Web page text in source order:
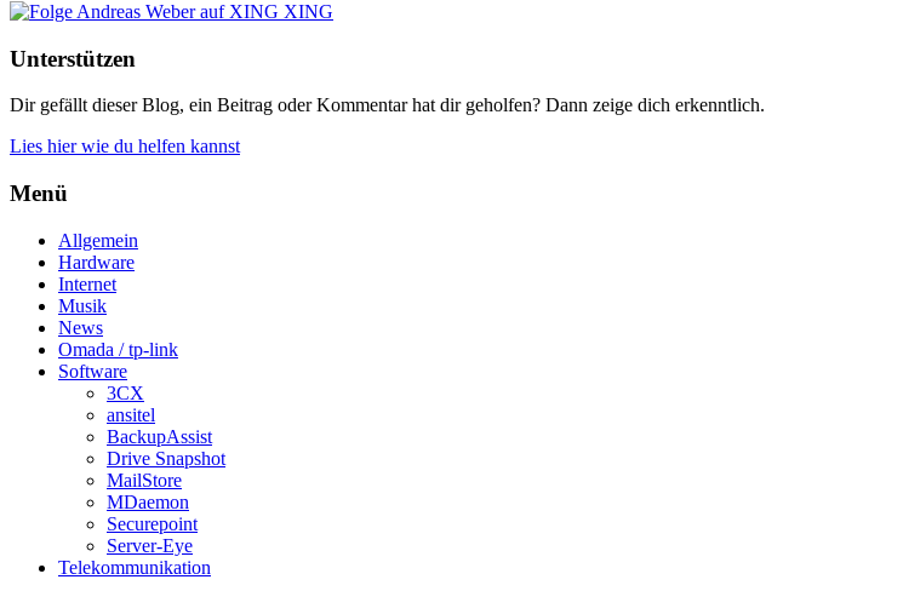
XING
Unterstützen
Dir gefällt dieser Blog, ein Beitrag oder Kommentar hat dir geholfen? Dann zeige dich erkenntlich.
Lies hier wie du helfen kannst
Menü
Allgemein
Hardware
Internet
Musik
News
Omada / tp-link
Software
3CX
ansitel
BackupAssist
Drive Snapshot
MailStore
MDaemon
Securepoint
Server-Eye
Telekommunikation